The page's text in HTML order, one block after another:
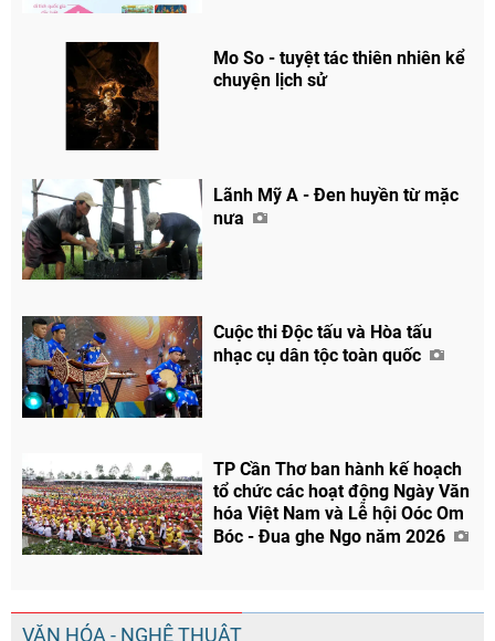
Mo So - tuyệt tác thiên nhiên kể
chuyện lịch sử
Lãnh Mỹ A - Đen huyền từ mặc
nưa
Cuộc thi Độc tấu và Hòa tấu
nhạc cụ dân tộc toàn quốc
TP Cần Thơ ban hành kế hoạch
tổ chức các hoạt động Ngày Văn
hóa Việt Nam và Lễ hội Oóc Om
Bóc - Đua ghe Ngo năm 2026
VĂN HÓA - NGHỆ THUẬT